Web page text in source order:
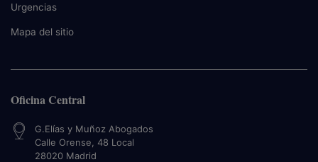
Urgencias
Mapa del sitio
Oficina Central
G.Elías y Muñoz Abogados
Calle Orense, 48 Local
28020 Madrid